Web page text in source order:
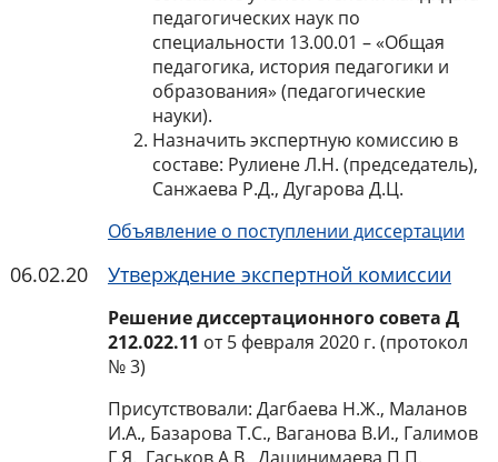
педагогических наук по
специальности 13.00.01 – «Общая
педагогика, история педагогики и
образования» (педагогические
науки).
Назначить экспертную комиссию в
составе: Рулиене Л.Н. (председатель),
Санжаева Р.Д., Дугарова Д.Ц.
Объявление о поступлении диссертации
06.02.20 Утверждение экспертной комиссии
Решение диссертационного совета Д
212.022.11 от 5 февраля 2020 г. (протокол
№ 3)
Присутствовали: Дагбаева Н.Ж., Маланов
И.А., Базарова Т.С., Ваганова В.И., Галимов